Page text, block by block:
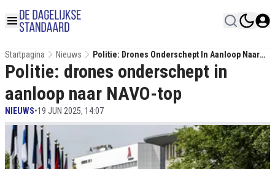
Startpagina Nieuws
Politie: Drones Onderschept In Aanloop Naar
NAVO-Top
Politie: drones onderschept in
aanloop naar NAVO-top
NIEUWS•19 JUN 2025, 14:07